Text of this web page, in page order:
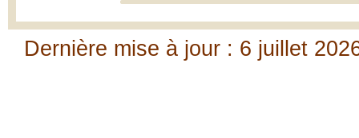
Dernière mise à jour : 6 juillet